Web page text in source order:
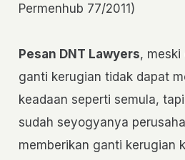
Permenhub 77/2011)
Pesan DNT Lawyers, meski
ganti kerugian tidak dapat
keadaan seperti semula,
sudah seyogyanya
memberikan ganti kerugian